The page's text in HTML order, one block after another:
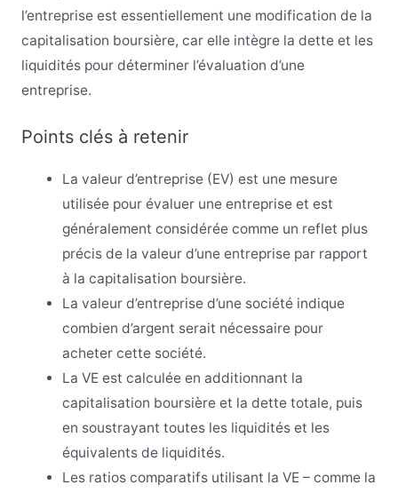
l’entreprise est essentiellement une modification de la
capitalisation boursière, car elle intègre la dette et les
liquidités pour déterminer l’évaluation d’une
entreprise.
Points clés à retenir
La valeur d’entreprise (EV) est une mesure
utilisée pour évaluer une entreprise et est
généralement considérée comme un reflet plus
précis de la valeur d’une entreprise par rapport
à la capitalisation boursière.
La valeur d’entreprise d’une société indique
combien d’argent serait nécessaire pour
acheter cette société.
La VE est calculée en additionnant la
capitalisation boursière et la dette totale, puis
en soustrayant toutes les liquidités et les
équivalents de liquidités.
Les ratios comparatifs utilisant la VE – comme la